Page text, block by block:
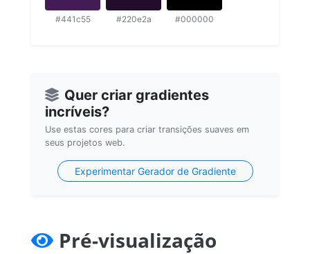
#441c55 #220e2a #000000
Quer criar gradientes
incríveis?
Use estas cores para criar transições suaves em
seus projetos web.
Experimentar Gerador de Gradiente
Pré-visualização